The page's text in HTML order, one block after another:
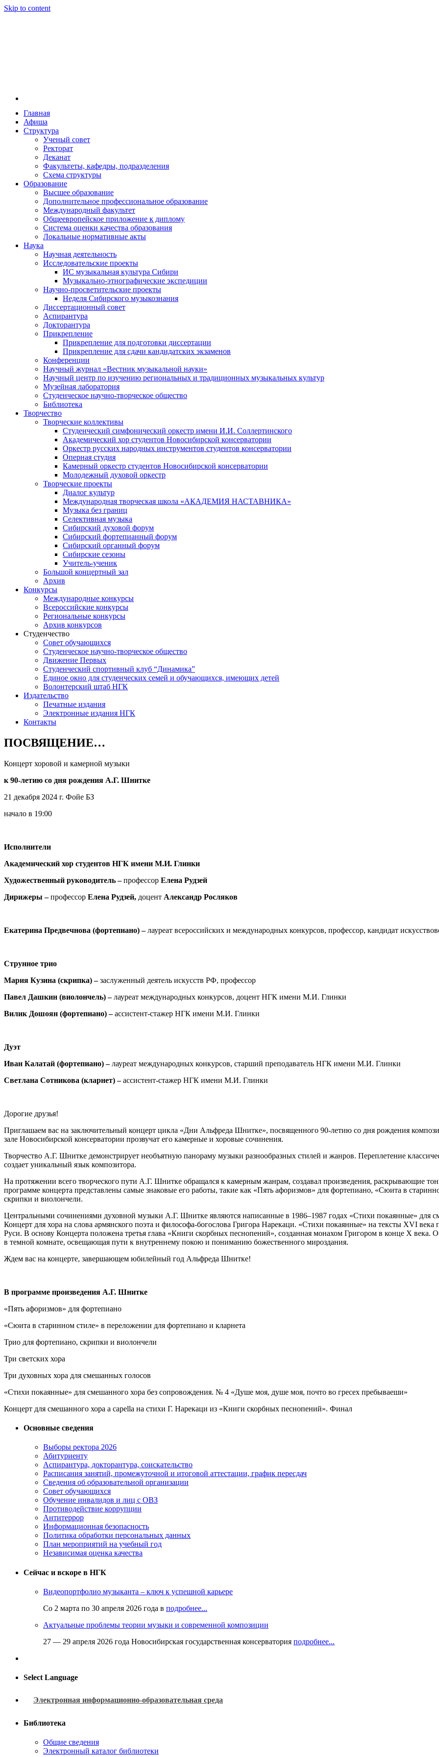
Skip to content
Новосибирская государственная консерватория имени М. И. Глинки
Новосибирская государственная консерватория имени М. И. Глинки — высшее музыкальное
году распоряжением совмина РСФСР и указом министерства культуры РСФСР, консерватория
заведением в Сибири[2] и до сих пор остаётся единственным за пределами европейской части
Глинки.
Главная
Афиша
Структура
Ученый совет
Ректорат
Деканат
Факультеты, кафедры, подразделения
Схема структуры
Образование
Высшее образование
Дополнительное профессиональное образование
Международный факультет
Общеевропейское приложение к диплому
Система оценки качества образования
Локальные нормативные акты
Наука
Научная деятельность
Исследовательские проекты
ИС музыкальная культура Сибири
Музыкально-этнографические экспедиции
Научно-просветительские проекты
Неделя Сибирского музыкознания
Диссертационный совет
Аспирантура
Докторантура
Прикрепление
Прикрепление для подготовки диссертации
Прикрепление для сдачи кандидатских экзаменов
Конференции
Научный журнал «Вестник музыкальной науки»
Научный центр по изучению региональных и традиционных музыкальных культур
Музейная лаборатория
Студенческое научно-творческое общество
Библиотека
Творчество
Творческие коллективы
Студенческий симфонический оркестр имени И.И. Соллертинского
Академический хор студентов Новосибирской консерватории
Оркестр русских народных инструментов студентов консерватории
Оперная студия
Камерный оркестр студентов Новосибирской консерватории
Молодежный духовой оркестр
Творческие проекты
Диалог культур
Международная творческая школа «АКАДЕМИЯ НАСТАВНИКА»
Музыка без границ
Селективная музыка
Сибирский духовой форум
Сибирский фортепианный форум
Сибирский органный форум
Сибирские сезоны
Учитель-ученик
Большой концертный зал
Архив
Конкурсы
Международные конкурсы
Всероссийские конкурсы
Региональные конкурсы
Архив конкурсов
Студенчество
Совет обучающихся
Студенческое научно-творческое общество
Движение Первых
Студенческий спортивный клуб “Динамика”
Единое окно для студенческих семей и обучающихся, имеющих детей
Волонтерский штаб НГК
Издательство
Печатные издания
Электронные издания НГК
Контакты
ПОСВЯЩЕНИЕ…
Концерт хоровой и камерной музыки
к 90-летию со дня рождения А.Г. Шнитке
21 декабря 2024 г. Фойе БЗ
начало в 19:00
Исполнители
Академический хор студентов НГК имени М.И. Глинки
Художественный руководитель –профессор Елена Рудзей
Дирижеры –профессор Елена Рудзей, доцент Александр Росляков
Екатерина Предвечнова (фортепиано) –лауреат всероссийских и международных конкурсов, профессор, кандидат
Струнное трио
Мария Кузина (скрипка) –заслуженный деятель искусств РФ, профессор
Павел Дашкин (виолончель) –лауреат международных конкурсов, доцент НГК имени М.И. Глинки
Вилик Дошоян (фортепиано) –ассистент-стажер НГК имени М.И. Глинки
Дуэт
Иван Калатай (фортепиано) –лауреат международных конкурсов, старший преподаватель НГК имени М.И. Глинки
Светлана Сотникова (кларнет) –ассистент-стажер НГК имени М.И. Глинки
Дорогие друзья!
Приглашаем вас на заключительный концерт цикла «Дни Альфреда Шнитке», посвященного 90-летию со дня рождения
зале Новосибирской консерватории прозвучат его камерные и хоровые сочинения.
Творчество А.Г. Шнитке демонстрирует необъятную панораму музыки разнообразных стилей и жанров. Переплетение
создает уникальный язык композитора.
На протяжении всего творческого пути А.Г. Шнитке обращался к камерным жанрам, создавал произведения, раскрывающие
программе концерта представлены самые знаковые его работы, такие как «Пять афоризмов» для фортепиано, «Сюита в
скрипки и виолончели.
Центральными сочинениями духовной музыки А.Г. Шнитке являются написанные в 1986–1987 годах «Стихи покаянные» для
Концерт для хора на слова армянского поэта и философа-богослова Григора Нарекаци. «Стихи покаянные» на тексты XVI
Руси. В основу Концерта положена третья глава «Книги скорбных песнопений», созданная монахом Григором в конце X века.
в темной комнате, освещающая пути к внутреннему покою и пониманию божественного мироздания.
Ждем вас на концерте, завершающем юбилейный год Альфреда Шнитке!
В программе произведения А.Г. Шнитке
«Пять афоризмов» для фортепиано
«Сюита в старинном стиле» в переложении для фортепиано и кларнета
Трио для фортепиано, скрипки и виолончели
Три светских хора
Три духовных хора для смешанных голосов
«Стихи покаянные» для смешанного хора без сопровождения. № 4 «Душе моя, душе моя, почто во гресех пребываеши»
Концерт для смешанного хора a capella на стихи Г. Нарекаци из «Книги скорбных песнопений». Финал
Основные сведения
Выборы ректора 2026
Абитуриенту
Аспирантура, докторантура, соискательство
Расписания занятий, промежуточной и итоговой аттестации, график пересдач
Сведения об образовательной организации
Совет обучающихся
Обучение инвалидов и лиц с ОВЗ
Противодействие коррупции
Антитеррор
Информационная безопасность
Политика обработки персональных данных
План мероприятий на учебный год
Независимая оценка качества
Сейчас и вскоре в НГК
Видеопортфолио музыканта – ключ к успешной карьере
Со 2 марта по 30 апреля 2026 года в подробнее...
Актуальные проблемы теории музыки и современной композиции
27 — 29 апреля 2026 года Новосибирская государственная консерватория подробнее...
Select Language
Электронная информационно-образовательная среда
Библиотека
Общие сведения
Электронный каталог библиотеки